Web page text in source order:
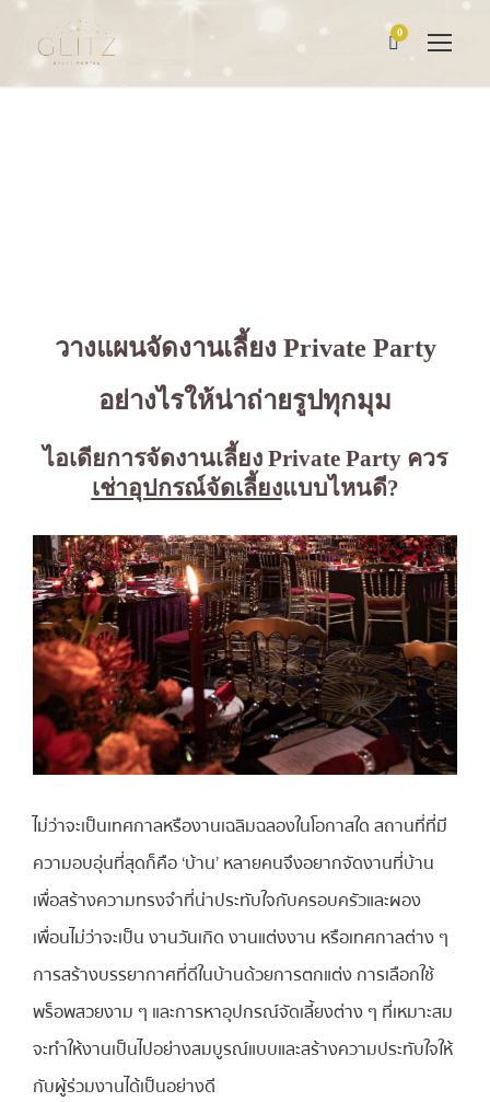
0
วางแผนจัดงานเลี้ยง Private Party
อย่างไรให้น่าถ่ายรูปทุกมุม
ไอเดียการจัดงานเลี้ยง Private Party ควร
เช่าอุปกรณ์จัดเลี้ยงแบบไหนดี?
ไม่ว่าจะเป็นเทศกาลหรืองานเฉลิมฉลองในโอกาสใด สถานที่ที่มี
ความอบอุ่นที่สุดก็คือ ‘บ้าน’ หลายคนจึงอยากจัดงานที่บ้าน
เพื่อสร้างความทรงจำที่น่าประทับใจกับครอบครัวและผอง
เพื่อนไม่ว่าจะเป็น งานวันเกิด งานแต่งงาน หรือเทศกาลต่าง ๆ
การสร้างบรรยากาศที่ดีในบ้านด้วยการตกแต่ง การเลือกใช้
พร็อพสวยงาม ๆ และการหาอุปกรณ์จัดเลี้ยงต่าง ๆ ที่เหมาะสม
จะทำให้งานเป็นไปอย่างสมบูรณ์แบบและสร้างความประทับใจให้
กับผู้ร่วมงานได้เป็นอย่างดี